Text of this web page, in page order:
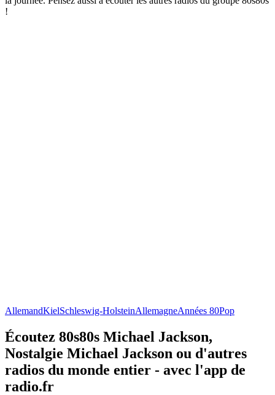
!
AllemandKielSchleswig-HolsteinAllemagneAnnées 80Pop
Écoutez 80s80s Michael Jackson,
Nostalgie Michael Jackson ou d'autres
radios du monde entier - avec l'app de
radio.fr